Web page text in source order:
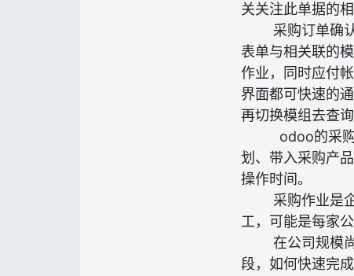
关关注此单据的
采购订单确
表单与相关联的
作业，同时应付
界面都可快速的
再切换模组去查
odoo的采
划、带入采购产
操作时间。
采购作业是
工，可能是每家
在公司规模
段，如何快速完